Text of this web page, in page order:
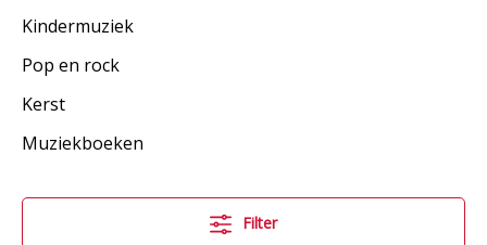
Kindermuziek
Pop en rock
Kerst
Muziekboeken
Filter